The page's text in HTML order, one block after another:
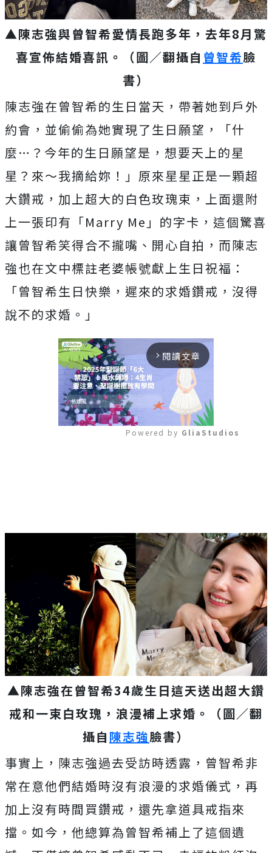
▲陳志強與曾智希愛情長跑多年，去年8月驚
喜宣佈結婚喜訊。（圖／翻攝自 曾智希臉
書）
陳志強在曾智希的生日當天，帶著她到戶外
約會，並偷偷為她實現了生日願望，「什
麼…？今年的生日願望是，想要天上的星
星？來～我摘給妳！」原來星星正是一顆超
大鑽戒，加上超大的白色玫瑰束，上面還附
上一張印有「Marry Me」的字卡，這個驚喜
讓曾智希笑得合不攏嘴、開心自拍，而陳志
強也在文中標註老婆帳號獻上生日祝福：
「曾智希生日快樂，遲來的求婚鑽戒，沒得
說不的求婚。」
arrow_forward_ios 閱讀文章
Powered by GliaStudios
▲陳志強在曾智希34歲生日這天送出超大鑽
戒和一束白玫瑰，浪漫補上求婚。（圖／翻
攝自 陳志強臉書）
事實上，陳志強過去受訪時透露，曾智希非
常在意他們結婚時沒有浪漫的求婚儀式，再
加上沒有時間買鑽戒，還先拿道具戒指來
擋。如今，他總算為曾智希補上了這個遺